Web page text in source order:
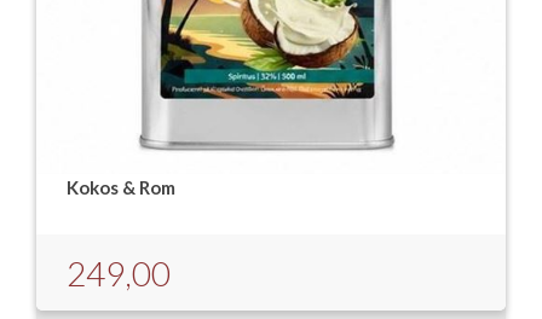
Kokos & Rom
249,00